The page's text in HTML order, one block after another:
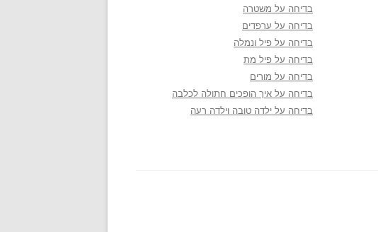
בדיחה על משטרה
בדיחה על ערפדים
בדיחה על פיל ונמלה
בדיחה על פיל מת
בדיחה על מורים
בדיחה על איך הופכים חתולה לכלבה
בדיחה על ילדה טובה וילדה רעה